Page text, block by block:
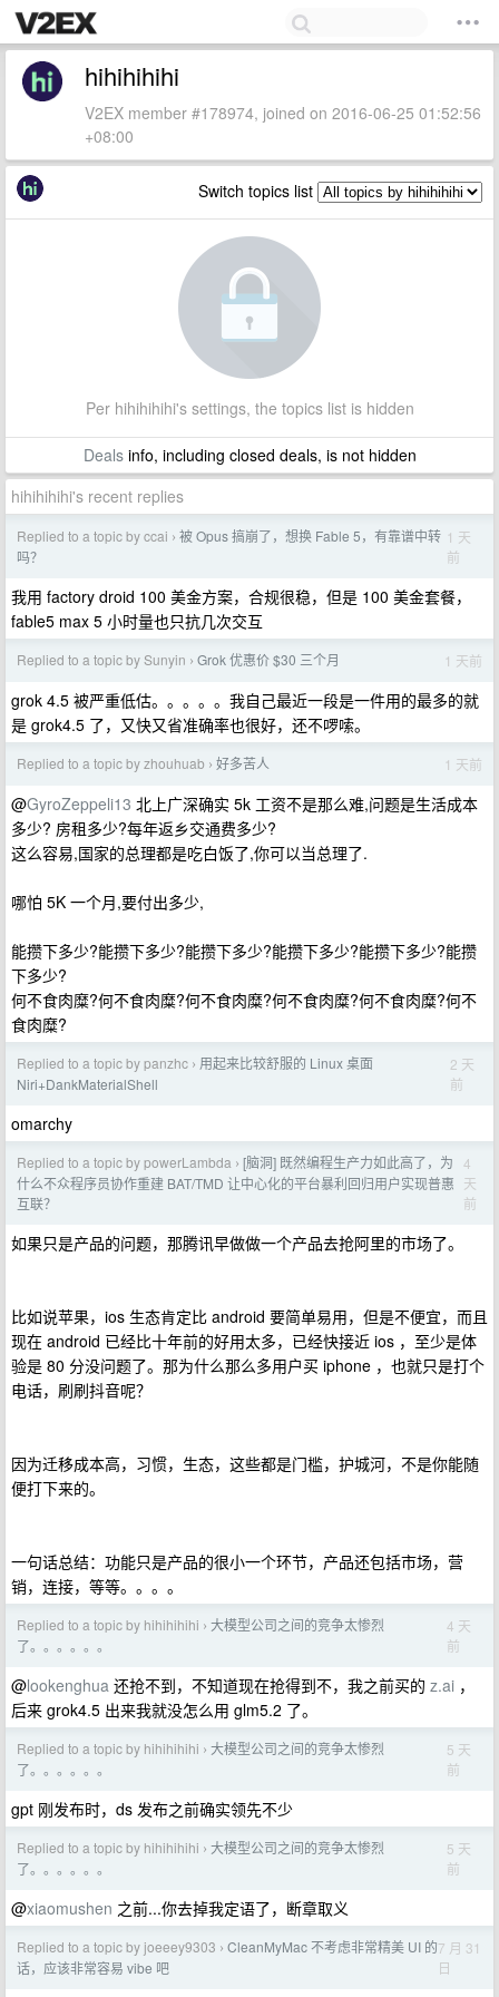
hihihihihi
V2EX member #178974, joined on 2016-06-25 01:52:56
+08:00
Switch topics list
Per hihihihihi's settings, the topics list is hidden
Dealsinfo, including closed deals, is not hidden
hihihihihi's recent replies
Replied to a topic by ccai › 被 Opus 搞崩了，想换 Fable 5，有靠谱中转
吗？
1 天
前
我用 factory droid 100 美金方案，合规很稳，但是 100 美金套餐，
fable5 max 5 小时量也只抗几次交互
Replied to a topic by Sunyin › Grok 优惠价 $30 三个月 1 天前
grok 4.5 被严重低估。。。。。我自己最近一段是一件用的最多的就
是 grok4.5 了，又快又省准确率也很好，还不啰嗦。
Replied to a topic by zhouhuab › 好多苦人 1 天前
@GyroZeppeli13 北上广深确实 5k 工资不是那么难,问题是生活成本
多少? 房租多少?每年返乡交通费多少?
这么容易,国家的总理都是吃白饭了,你可以当总理了.
哪怕 5K 一个月,要付出多少,
能攒下多少?能攒下多少?能攒下多少?能攒下多少?能攒下多少?能攒
下多少?
何不食肉糜?何不食肉糜?何不食肉糜?何不食肉糜?何不食肉糜?何不
食肉糜?
Replied to a topic by panzhc › 用起来比较舒服的 Linux 桌面
Niri+DankMaterialShell
2 天
前
omarchy
Replied to a topic by powerLambda › [脑洞] 既然编程生产力如此高了，为
什么不众程序员协作重建 BAT/TMD 让中心化的平台暴利回归用户实现普惠
互联？
4
天
前
如果只是产品的问题，那腾讯早做做一个产品去抢阿里的市场了。
比如说苹果，ios 生态肯定比 android 要简单易用，但是不便宜，而且
现在 android 已经比十年前的好用太多，已经快接近 ios ，至少是体
验是 80 分没问题了。那为什么那么多用户买 iphone ，也就只是打个
电话，刷刷抖音呢？
因为迁移成本高，习惯，生态，这些都是门槛，护城河，不是你能随
便打下来的。
一句话总结：功能只是产品的很小一个环节，产品还包括市场，营
销，连接，等等。。。。
Replied to a topic by hihihihihi › 大模型公司之间的竞争太惨烈
了。。。。。。
4 天
前
@lookenghua 还抢不到，不知道现在抢得到不，我之前买的 z.ai ，
后来 grok4.5 出来我就没怎么用 glm5.2 了。
Replied to a topic by hihihihihi › 大模型公司之间的竞争太惨烈
了。。。。。。
5 天
前
gpt 刚发布时，ds 发布之前确实领先不少
Replied to a topic by hihihihihi › 大模型公司之间的竞争太惨烈
了。。。。。。
5 天
前
@xiaomushen 之前...你去掉我定语了，断章取义
Replied to a topic by joeeey9303 › CleanMyMac 不考虑非常精美 UI 的
话，应该非常容易 vibe 吧
7 月 31
日